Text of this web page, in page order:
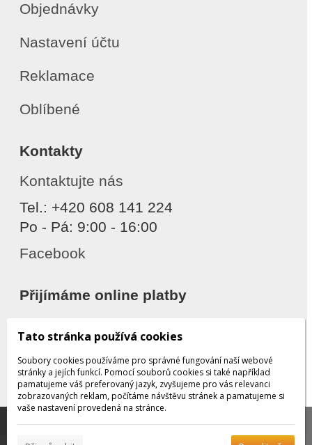
Objednávky
Nastavení účtu
Reklamace
Oblíbené
Kontakty
Kontaktujte nás
Tel.: +420 608 141 224
Po - Pá: 9:00 - 16:00
Facebook
Přijímáme online platby
Děkujeme za důvěru
pomáhají poskytovat služby. Používáním našich služeb
✖
Tato stránka používá cookies
Soubory cookies používáme pro správné fungování naší webové
stránky a jejích funkcí. Pomocí souborů cookies si také například
pamatujeme váš preferovaný jazyk, zvyšujeme pro vás relevanci
zobrazovaných reklam, počítáme návštěvu stránek a pamatujeme si
vaše nastavení provedená na stránce.